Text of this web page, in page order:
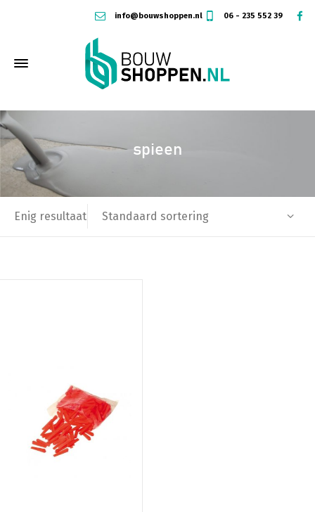
info@bouwshoppen.nl 06 - 235 552 39
spieen
Enig resultaat Standaard sortering